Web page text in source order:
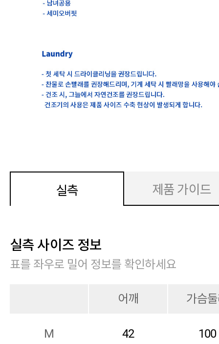
실측 제품 가이드
실측 사이즈 정보
표를 좌우로 밀어 정보를 확인하세요
어깨 가슴
M 42 100